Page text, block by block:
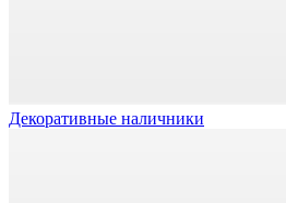
Декоративные наличники